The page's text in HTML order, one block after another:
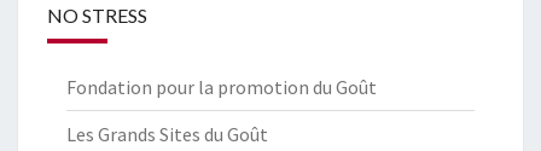
NO STRESS
Fondation pour la promotion du Goût
Les Grands Sites du Goût